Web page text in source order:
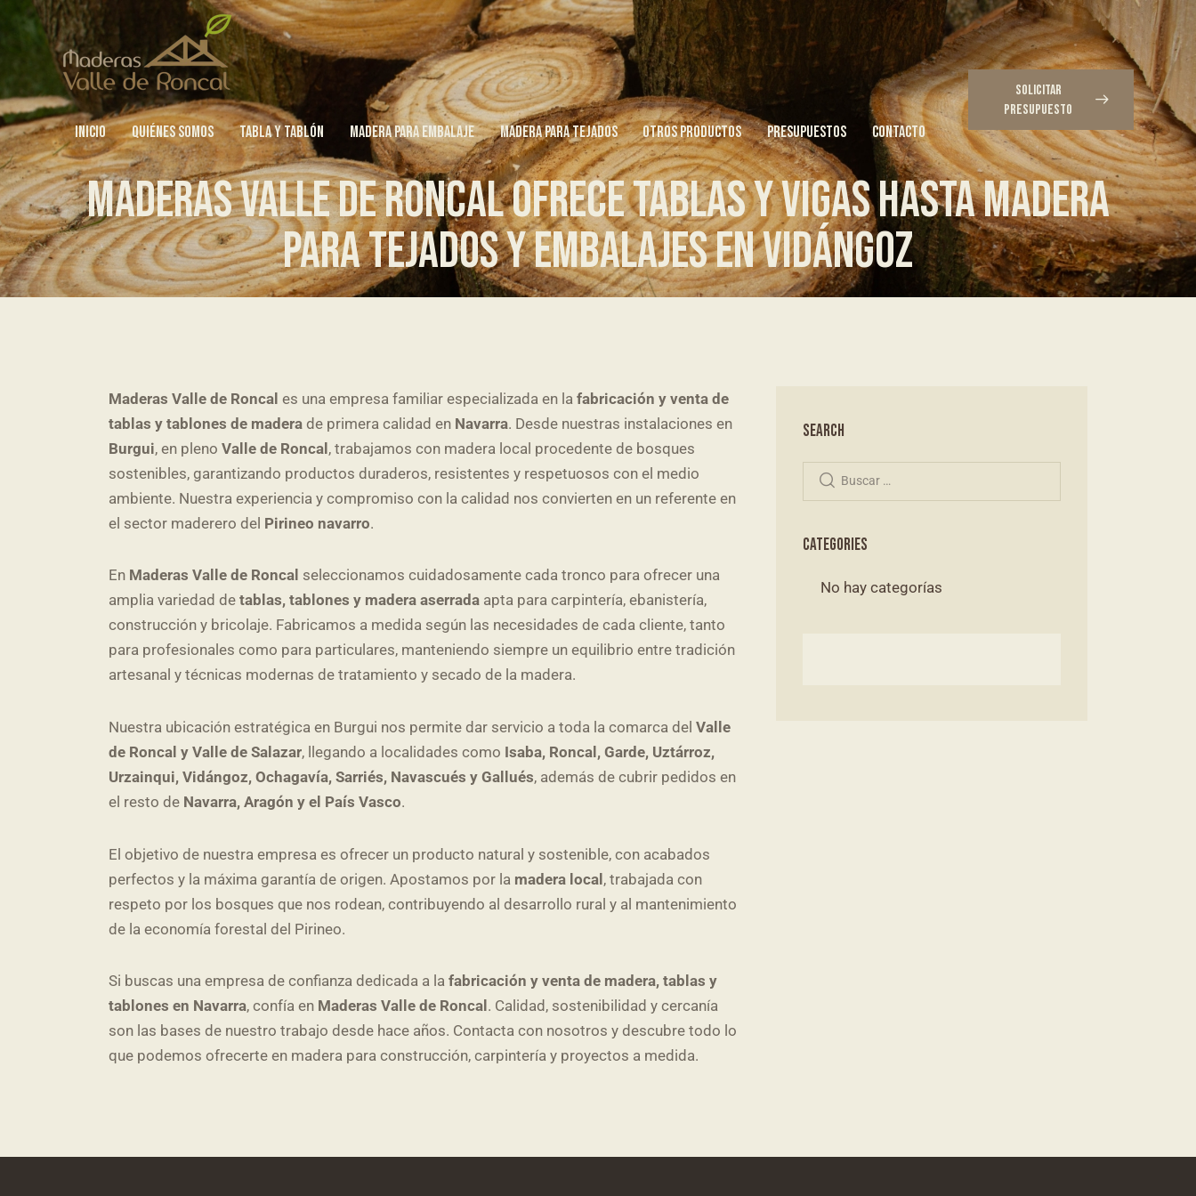
INICIO QUIÉNES SOMOS TABLA Y TABLÓN MADERA PARA EMBALAJE MADERA PARA TEJADOS OTROS PRODUCTOS PRESUPUESTOS CONTACTO
SOLICITAR
PRESUPUESTO
MADERAS VALLE DE RONCAL OFRECE TABLAS Y VIGAS HASTA MADERA
PARA TEJADOS Y EMBALAJES EN VIDÁNGOZ
Maderas Valle de Roncal es una empresa familiar especializada en la fabricación y venta de
tablas y tablones de madera de primera calidad en Navarra. Desde nuestras instalaciones en
Burgui, en pleno Valle de Roncal, trabajamos con madera local procedente de bosques
sostenibles, garantizando productos duraderos, resistentes y respetuosos con el medio
ambiente. Nuestra experiencia y compromiso con la calidad nos convierten en un referente en
el sector maderero del Pirineo navarro.
En Maderas Valle de Roncal seleccionamos cuidadosamente cada tronco para ofrecer una
amplia variedad de tablas, tablones y madera aserrada apta para carpintería, ebanistería,
construcción y bricolaje. Fabricamos a medida según las necesidades de cada cliente, tanto
para profesionales como para particulares, manteniendo siempre un equilibrio entre tradición
artesanal y técnicas modernas de tratamiento y secado de la madera.
Nuestra ubicación estratégica en Burgui nos permite dar servicio a toda la comarca del Valle
de Roncal y Valle de Salazar, llegando a localidades como Isaba, Roncal, Garde, Uztárroz,
Urzainqui, Vidángoz, Ochagavía, Sarriés, Navascués y Gallués, además de cubrir pedidos en
el resto de Navarra, Aragón y el País Vasco.
El objetivo de nuestra empresa es ofrecer un producto natural y sostenible, con acabados
perfectos y la máxima garantía de origen. Apostamos por la madera local, trabajada con
respeto por los bosques que nos rodean, contribuyendo al desarrollo rural y al mantenimiento
de la economía forestal del Pirineo.
Si buscas una empresa de confianza dedicada a la fabricación y venta de madera, tablas y
tablones en Navarra, confía en Maderas Valle de Roncal . Calidad, sostenibilidad y cercanía
son las bases de nuestro trabajo desde hace años. Contacta con nosotros y descubre todo lo
que podemos ofrecerte en madera para construcción, carpintería y proyectos a medida.
SEARCH
CATEGORIES
No hay categorías